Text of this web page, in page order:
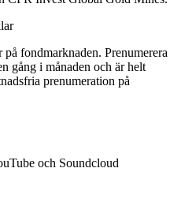
fondmarknaden. Prenumerera
gång i månaden och är helt
prenumeration på
och Soundcloud